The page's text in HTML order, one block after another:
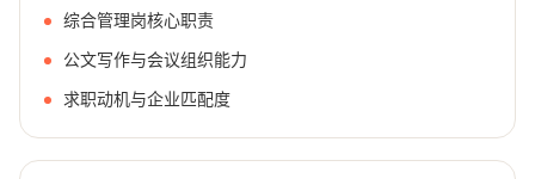
综合管理岗核心职责
公文写作与会议组织能力
求职动机与企业匹配度